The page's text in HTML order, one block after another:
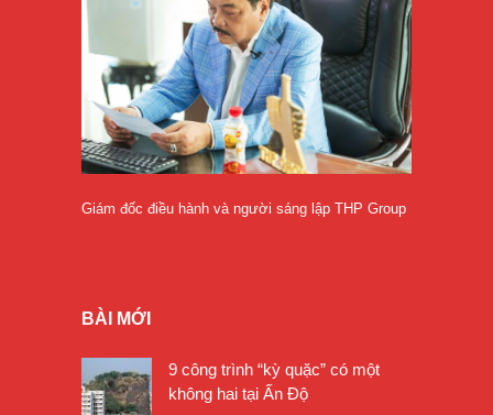
Giám đốc điều hành và người sáng lập THP Group
BÀI MỚI
9 công trình “kỳ quặc” có một
không hai tại Ấn Độ